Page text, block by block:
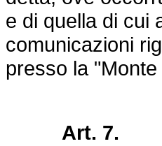
e di quella di cui
comunicazioni
presso la "Monte
Art. 7.